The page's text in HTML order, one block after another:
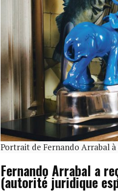
Portrait de Fernando Arrabal
Fernando Arrabal a
(autorité juridique